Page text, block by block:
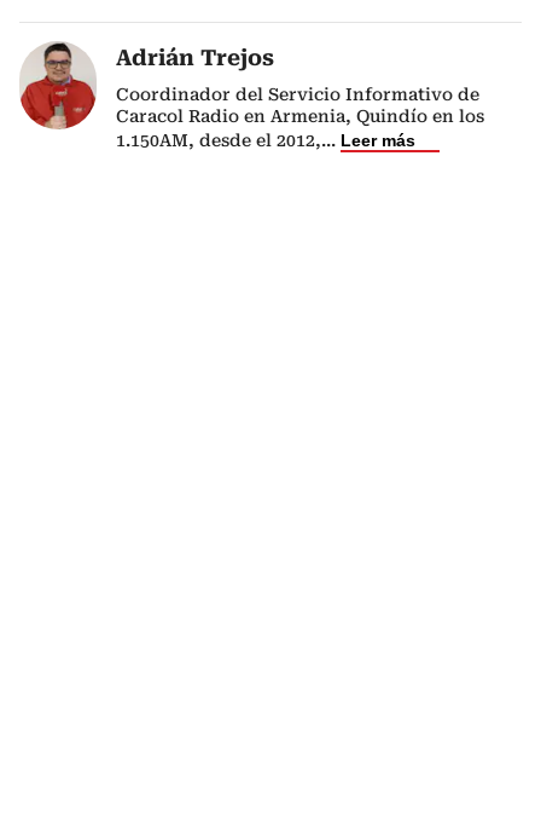
Adrián Trejos
Coordinador del Servicio Informativo de
Caracol Radio en Armenia, Quindío en los
1.150AM, desde el 2012,... Leer más